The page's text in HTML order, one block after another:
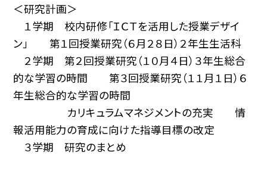
＜研究計画＞
１学期 校内研修「ＩＣＴを活用した授業デザイ
ン」 第１回授業研究（６月２８日）２年生生活科
２学期 第２回授業研究（１０月４日）３年生総合
的な学習の時間 第３回授業研究（１１月１日）６
年生総合的な学習の時間
カリキュラムマネジメントの充実 情
報活用能力の育成に向けた指導目標の改定
３学期 研究のまとめ